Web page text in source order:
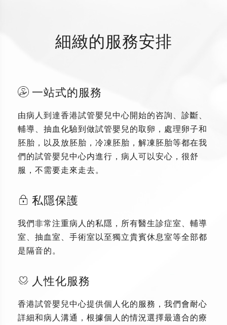
細緻的服務安排
一站式的服務
由病人到達香港試管嬰兒中心開始的咨詢、診斷、
輔導、抽血化驗到做試管嬰兒的取卵，處理卵子和
胚胎，以及放胚胎，冷凍胚胎，解凍胚胎等都在我
們的試管嬰兒中心内進行，病人可以安心，很舒
服，不需要走來走去。
私隱保護
我們非常注重病人的私隱，所有醫生診症室、輔導
室、抽血室、手術室以至獨立貴賓休息室等全部都
是隔音的。
人性化服務
香港試管嬰兒中心提供個人化的服務，我們會耐心
詳細和病人溝通，根據個人的情況選擇最適合的療